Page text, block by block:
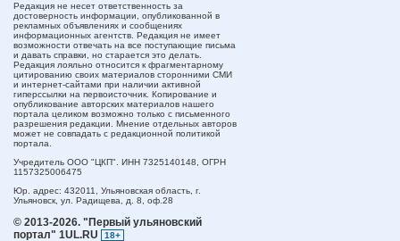
Редакция не несет ответственность за
достоверность информации, опубликованной в
рекламных объявлениях и сообщениях
информационных агентств. Редакция не имеет
возможности отвечать на все поступающие письма
и давать справки, но старается это делать.
Редакция лояльно относится к фрагментарному
цитированию своих материалов сторонними СМИ
и интернет-сайтами при наличии активной
гиперссылки на первоисточник. Копирование и
опубликование авторских материалов нашего
портала целиком возможно только с письменного
разрешения редакции. Мнение отдельных авторов
может не совпадать с редакционной политикой
портала.
Учредитель ООО "ЦКП". ИНН 7325140148, ОГРН
1157325006475
Юр. адрес: 432011, Ульяновская область, г.
Ульяновск, ул. Радищева, д. 8, оф.28
© 2013-2026. "Первый ульяновский
портал" 1UL.RU
18+